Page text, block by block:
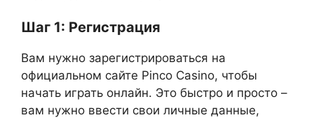
Шаг 1: Регистрация
Вам нужно зарегистрироваться на
официальном сайте Pinco Casino, чтобы
начать играть онлайн. Это быстро и просто –
вам нужно ввести свои личные данные,